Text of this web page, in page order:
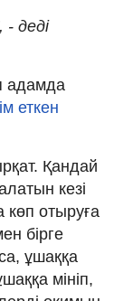
деді
адамда
еткен
Қандай
кезі
отыруға
бірге
ұшаққа
мініп,